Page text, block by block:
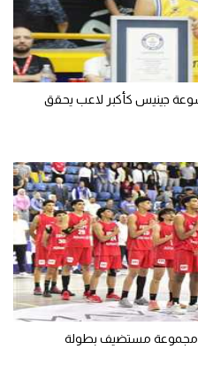
جينيس كأكبر لاعب يحقق
مجموعة مستضيف بطولة